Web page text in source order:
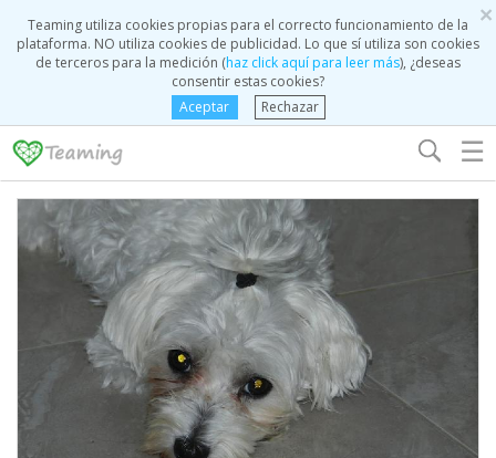
×
Teaming utiliza cookies propias para el correcto funcionamiento de la
plataforma. NO utiliza cookies de publicidad. Lo que sí utiliza son cookies
de terceros para la medición (haz click aquí para leer más), ¿deseas
consentir estas cookies?
Aceptar
Rechazar
☰